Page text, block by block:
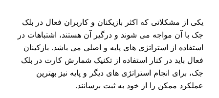
یکی از مشکلاتی که اکثر بازیکنان و کاربران فعال در بلک
جک با آن مواجه می شوند و درگیر آن هستند، اشتباهات در
استفاده از استراتژی های پایه و اصلی می باشد. بازکینان
فعال باید در کنار استفاده از تکنیک شمارش کارت در بلک
جک، برای انجام استراتژی های دیگر و پایه نیز بهترین
عملکرد ممکن را از خود به ثبت برسانند.